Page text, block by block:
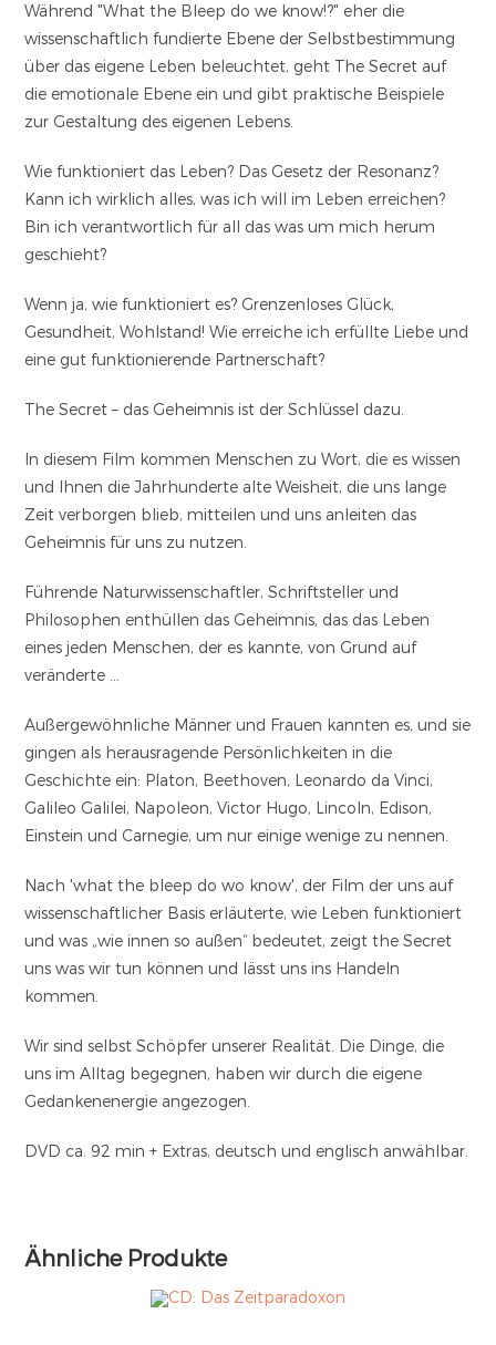
Während "What the Bleep do we know!?" eher die
wissenschaftlich fundierte Ebene der Selbstbestimmung
über das eigene Leben beleuchtet, geht The Secret auf
die emotionale Ebene ein und gibt praktische Beispiele
zur Gestaltung des eigenen Lebens.
Wie funktioniert das Leben? Das Gesetz der Resonanz?
Kann ich wirklich alles, was ich will im Leben erreichen?
Bin ich verantwortlich für all das was um mich herum
geschieht?
Wenn ja, wie funktioniert es? Grenzenloses Glück,
Gesundheit, Wohlstand! Wie erreiche ich erfüllte Liebe und
eine gut funktionierende Partnerschaft?
The Secret – das Geheimnis ist der Schlüssel dazu.
In diesem Film kommen Menschen zu Wort, die es wissen
und Ihnen die Jahrhunderte alte Weisheit, die uns lange
Zeit verborgen blieb, mitteilen und uns anleiten das
Geheimnis für uns zu nutzen.
Führende Naturwissenschaftler, Schriftsteller und
Philosophen enthüllen das Geheimnis, das das Leben
eines jeden Menschen, der es kannte, von Grund auf
veränderte …
Außergewöhnliche Männer und Frauen kannten es, und sie
gingen als herausragende Persönlichkeiten in die
Geschichte ein: Platon, Beethoven, Leonardo da Vinci,
Galileo Galilei, Napoleon, Victor Hugo, Lincoln, Edison,
Einstein und Carnegie, um nur einige wenige zu nennen.
Nach 'what the bleep do wo know', der Film der uns auf
wissenschaftlicher Basis erläuterte, wie Leben funktioniert
und was „wie innen so außen“ bedeutet, zeigt the Secret
uns was wir tun können und lässt uns ins Handeln
kommen.
Wir sind selbst Schöpfer unserer Realität. Die Dinge, die
uns im Alltag begegnen, haben wir durch die eigene
Gedankenenergie angezogen.
DVD ca. 92 min + Extras, deutsch und englisch anwählbar.
Ähnliche Produkte